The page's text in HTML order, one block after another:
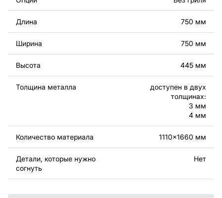
Вы можете использовать файлы для создания
готовых изделий как для личного, так и для
коммерческого использования, включая продажу
готовых изделий, изготовленных по этим чертежам.
Подчеркиваем, что перепродажа и распространение
этих оригинальных или отредактированных файлов
запрещены.
За дополнительную плату мы можем добавить любой
текст, изображение, логотип вашей компании или
внести другие изменения в дизайн изделия. Если вам
нужно, чтобы мы выполнили индивидуальный чертеж
изделия из металла для вас, пожалуйста, свяжитесь
с нами.
Если у вас остались вопросы или вам нужна помощь,
свяжитесь с нами в любое время, мы всегда готовы
Длина 750 мм
Ширина 750 мм
Высота 445 мм
Толщина металла
доступен в двух
толщинах:
3 мм
4 мм
Количество материала 1110x1660 мм
Детали, которые нужно
согнуть
Нет